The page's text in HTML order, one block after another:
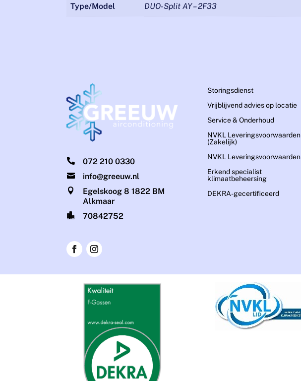
Type/Model DUO-Split AY – 2F33
 072 210 0330
 info@greeuw.nl

Egelskoog 8 1822 BM
Alkmaar
 70842752
Storingsdienst
Vrijblijvend advies op locatie
Service & Onderhoud
NVKL Leveringsvoorwaarden
(Zakelijk)
NVKL Leveringsvoorwaarden
Erkend specialist
klimaatbeheersing
DEKRA-gecertificeerd